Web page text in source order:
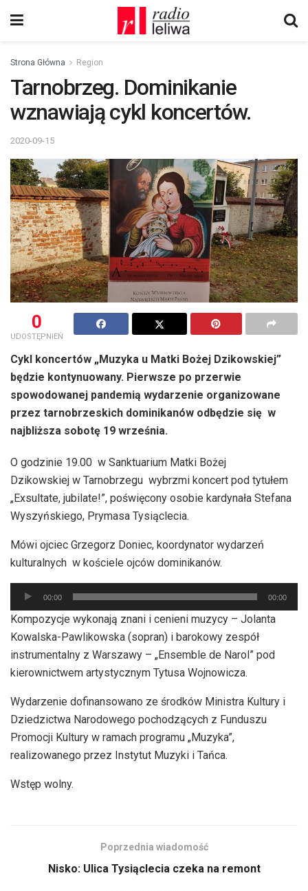
Strona Główna Region
Tarnobrzeg. Dominikanie
wznawiają cykl koncertów.
2020-09-15
0
UDOSTĘPNIEŃ
Cykl koncertów „Muzyka u Matki Bożej Dzikowskiej”
będzie kontynuowany. Pierwsze po przerwie
spowodowanej pandemią wydarzenie organizowane
przez tarnobrzeskich dominikanów odbędzie się w
najbliższa sobotę 19 września.
O godzinie 19.00 w Sanktuarium Matki Bożej
Dzikowskiej w Tarnobrzegu wybrzmi koncert pod tytułem
„Exsultate, jubilate!”, poświęcony osobie kardynała Stefana
Wyszyńskiego, Prymasa Tysiąclecia.
Mówi ojciec Grzegorz Doniec, koordynator wydarzeń
kulturalnych w kościele ojców dominikanów.
Odtwarzacz
plików
dźwiękowych
00:00 00:00
Kompozycje wykonają znani i cenieni muzycy – Jolanta
Kowalska-Pawlikowska (sopran) i barokowy zespół
instrumentalny z Warszawy – „Ensemble de Narol” pod
kierownictwem artystycznym Tytusa Wojnowicza.
Wydarzenie dofinansowano ze środków Ministra Kultury i
Dziedzictwa Narodowego pochodzących z Funduszu
Promocji Kultury w ramach programu „Muzyka”,
realizowanego przez Instytut Muzyki i Tańca.
Wstęp wolny.
Poprzednia wiadomość
Nisko: Ulica Tysiąclecia czeka na remont